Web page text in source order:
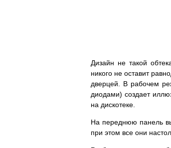
Дизайн не такой
никого не оставит
дверцей. В рабочем
диодами) создает
на дискотеке.
На переднюю панель
при этом все они